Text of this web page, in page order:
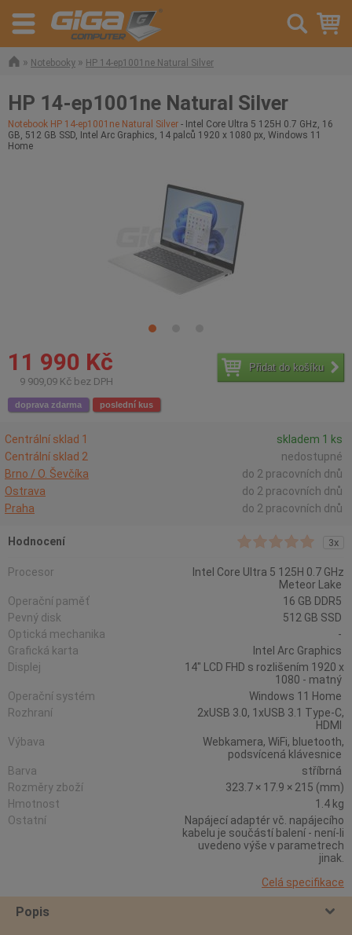
» Notebooky » HP 14-ep1001ne Natural Silver
HP 14-ep1001ne Natural Silver
Notebook HP 14-ep1001ne Natural Silver - Intel Core Ultra 5 125H 0.7 GHz, 16
GB, 512 GB SSD, Intel Arc Graphics, 14 palců 1920 x 1080 px, Windows 11
Home
11 990 Kč
9 909,09 Kč bez DPH
Přidat do košíku
doprava zdarma poslední kus
Centrální sklad 1
skladem 1 ks
Centrální sklad 2
nedostupné
Brno / O. Ševčíka
do 2 pracovních dnů
Ostrava
do 2 pracovních dnů
Praha
do 2 pracovních dnů
Hodnocení 3x
Procesor
Intel Core Ultra 5 125H 0.7 GHz
Meteor Lake
Operační paměť
16 GB DDR5
Pevný disk
512 GB SSD
Optická mechanika
-
Grafická karta
Intel Arc Graphics
Displej
14" LCD FHD s rozlišením 1920 x
1080 - matný
Operační systém
Windows 11 Home
Rozhraní
2xUSB 3.0, 1xUSB 3.1 Type-C,
HDMI
Výbava
Webkamera, WiFi, bluetooth,
podsvícená klávesnice
Barva
stříbrná
Rozměry zboží
323.7 × 17.9 × 215 (mm)
Hmotnost
1.4 kg
Ostatní
Napájecí adaptér vč. napájecího
kabelu je součástí balení - není-li
uvedeno výše v parametrech
jinak.
Celá specifikace
Popis